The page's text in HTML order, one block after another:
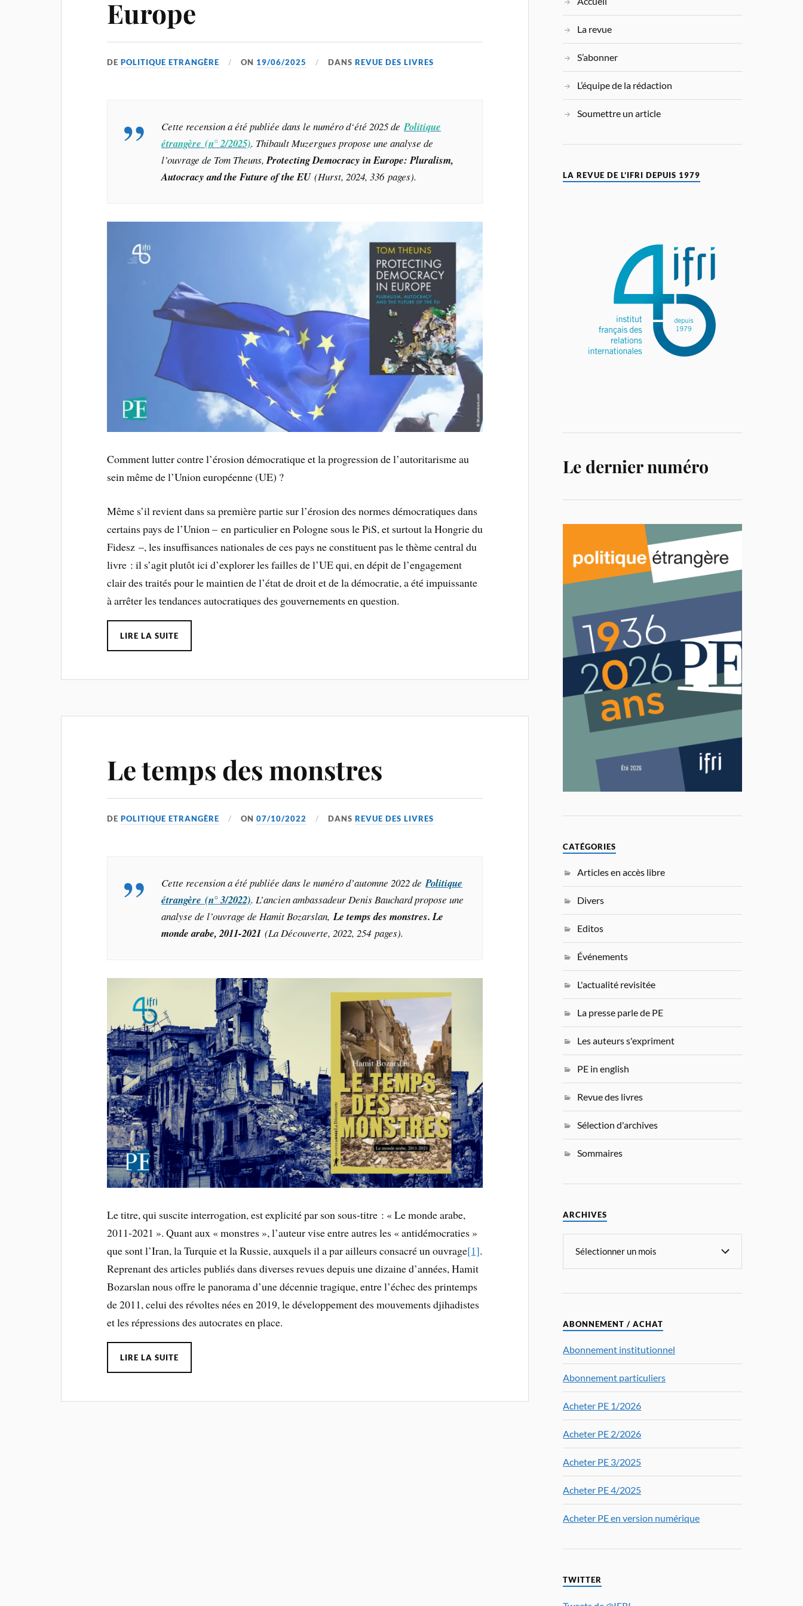
Europe
DEPOLITIQUE ETRANGÈRE ON 19/06/2025 DANSREVUE DES LIVRES
Cette recension a été publiée dans le numéro d‘été 2025 dePolitique
étrangère (n° 2/2025). Thibault Muzergues propose une analyse de
l’ouvrage de Tom Theuns,Protecting Democracy in Europe: Pluralism,
Autocracy and the Future of the EU(Hurst, 2024, 336 pages).
Comment lutter contre l’érosion démocratique et la progression de l’autoritarisme au
sein même de l’Union européenne (UE) ?
Même s’il revient dans sa première partie sur l’érosion des normes démocratiques dans
certains pays de l’Union – en particulier en Pologne sous le PiS, et surtout la Hongrie du
Fidesz –, les insuffisances nationales de ces pays ne constituent pas le thème central du
livre : il s’agit plutôt ici d’explorer les failles de l’UE qui, en dépit de l’engagement
clair des traités pour le maintien de l’état de droit et de la démocratie, a été impuissante
à arrêter les tendances autocratiques des gouvernements en question.
LIRE LA SUITE
Le temps des monstres
DEPOLITIQUE ETRANGÈRE ON07/10/2022 DANSREVUE DES LIVRES
Cette recension a été publiée dans le numéro d’automne 2022 dePolitique
étrangère (n° 3/2022). L’ancien ambassadeur Denis Bauchard propose une
analyse de l’ouvrage de Hamit Bozarslan,Le temps des monstres. Le
monde arabe, 2011-2021(La Découverte, 2022, 254 pages).
Le titre, qui suscite interrogation, est explicité par son sous-titre : « Le monde arabe,
2011-2021 ». Quant aux « monstres », l’auteur vise entre autres les « antidémocraties »
que sont l’Iran, la Turquie et la Russie, auxquels il a par ailleurs consacré un ouvrage[1].
Reprenant des articles publiés dans diverses revues depuis une dizaine d’années, Hamit
Bozarslan nous offre le panorama d’une décennie tragique, entre l’échec des printemps
de 2011, celui des révoltes nées en 2019, le développement des mouvements djihadistes
et les répressions des autocrates en place.
LIRE LA SUITE
La revue
S’abonner
L’équipe de la rédaction
Soumettre un article
LA REVUE DE L’IFRI DEPUIS 1979
Le dernier numéro
CATÉGORIES
Articles en accès libre
Divers
Editos
Événements
L'actualité revisitée
La presse parle de PE
Les auteurs s'expriment
PE in english
Revue des livres
Sélection d'archives
Sommaires
ARCHIVES
ABONNEMENT / ACHAT
Abonnement institutionnel
Abonnement particuliers
Acheter PE 1/2026
Acheter PE 2/2026
Acheter PE 3/2025
Acheter PE 4/2025
Acheter PE en version numérique
TWITTER